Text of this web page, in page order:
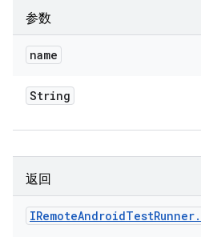
参数
name
String
返回
IRemoteAndroidTestRunner.